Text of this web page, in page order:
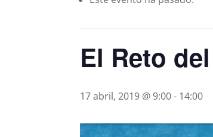
El Reto
17 abril, 2019 @ 9:00- 14:00